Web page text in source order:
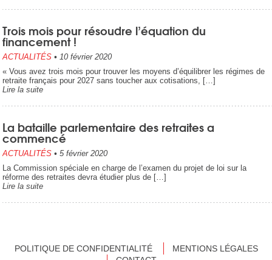
Trois mois pour résoudre l’équation du
financement !
ACTUALITÉS • 10 février 2020
« Vous avez trois mois pour trouver les moyens d’équilibrer les régimes de
retraite français pour 2027 sans toucher aux cotisations, […]
Lire la suite
La bataille parlementaire des retraites a
commencé
ACTUALITÉS • 5 février 2020
La Commission spéciale en charge de l’examen du projet de loi sur la
réforme des retraites devra étudier plus de […]
Lire la suite
POLITIQUE DE CONFIDENTIALITÉ
MENTIONS LÉGALES